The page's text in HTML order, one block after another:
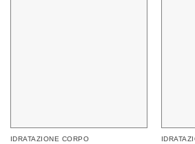
IDRATAZIONE CORPO